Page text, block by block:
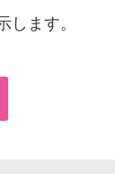
ます。